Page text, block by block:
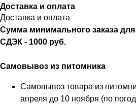
Доставка и оплата
Доставка и оплата
Сумма минимального заказа для
СДЭК - 1000 руб.
Самовывоз из питомника
Самовывоз товара из
апреля до 10 ноября (по